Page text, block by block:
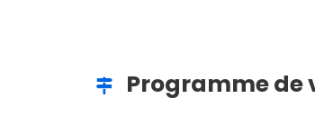
Programme de